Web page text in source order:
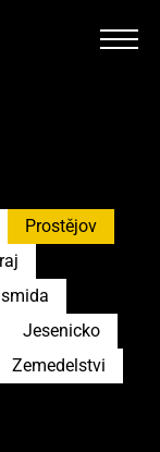
Prostějov
Jesenicko
Zemedelstvi